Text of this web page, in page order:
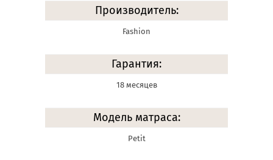
Производитель:
Fashion
Гарантия:
18 месяцев
Модель матраса:
Petit